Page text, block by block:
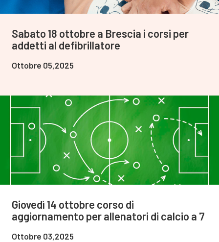
Sabato 18 ottobre a Brescia i corsi per
addetti al defibrillatore
Ottobre 05,2025
Giovedì 14 ottobre corso di
aggiornamento per allenatori di calcio a 7
Ottobre 03,2025